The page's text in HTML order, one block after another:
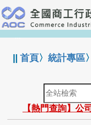
跳
到
主
要
:::
||首頁〉統計專區〉
全
站
檢
索
【熱門查詢】公